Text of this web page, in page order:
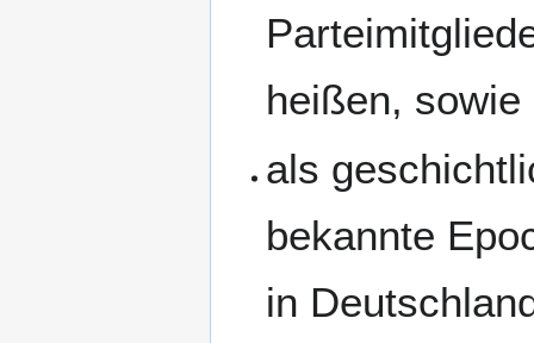
heißen, sowie
als
bekannte
in